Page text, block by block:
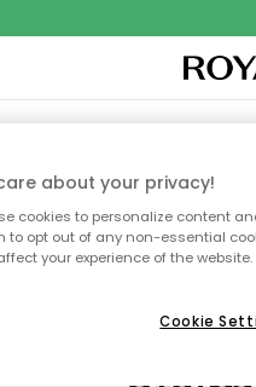
SISUSTUSTEKSTIILIT &
Emme
about your privacy!
cookies to personalize content
to opt out of any non-essential
your experience of the website.
Cookie